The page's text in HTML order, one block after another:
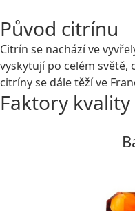
Původ citrínu
Citrín se nachází ve
vyskytují po celém světě,
citríny se dále těží ve
Faktory